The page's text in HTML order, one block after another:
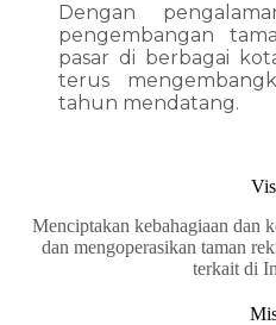
Dengan
pengembangan
pasar di berbagai
terus
tahun mendatang.
Menciptakan kebahagiaan dan
dan mengoperasikan taman
terkait di